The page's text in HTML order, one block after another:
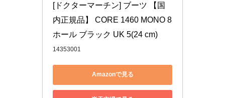
[ドクターマーチン] ブーツ 【国
内正規品】 CORE 1460 MONO 8
ホール ブラック UK 5(24 cm)
14353001
Amazonで見る